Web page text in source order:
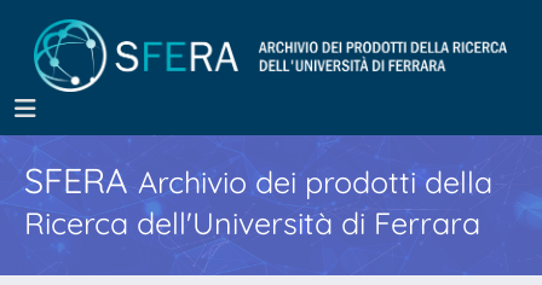
SFERA Archivio dei prodotti della
Ricerca dell'Università di Ferrara